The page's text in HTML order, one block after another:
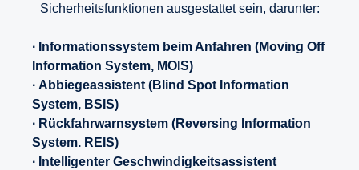
Sicherheitsfunktionen ausgestattet sein, darunter:
∙ Informationssystem beim Anfahren (Moving Off
Information System, MOIS)
∙ Abbiegeassistent (Blind Spot Information
System, BSIS)
∙ Rückfahrwarnsystem (Reversing Information
System. REIS)
∙ Intelligenter Geschwindigkeitsassistent